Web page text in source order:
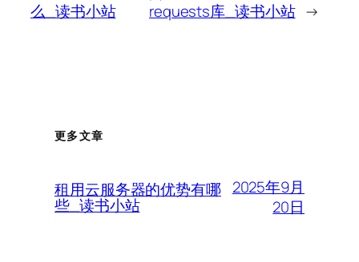
么_读书小站
requests库_读书小站 →
更多文章
租用云服务器的优势有哪
些_读书小站
2025年9月
20日